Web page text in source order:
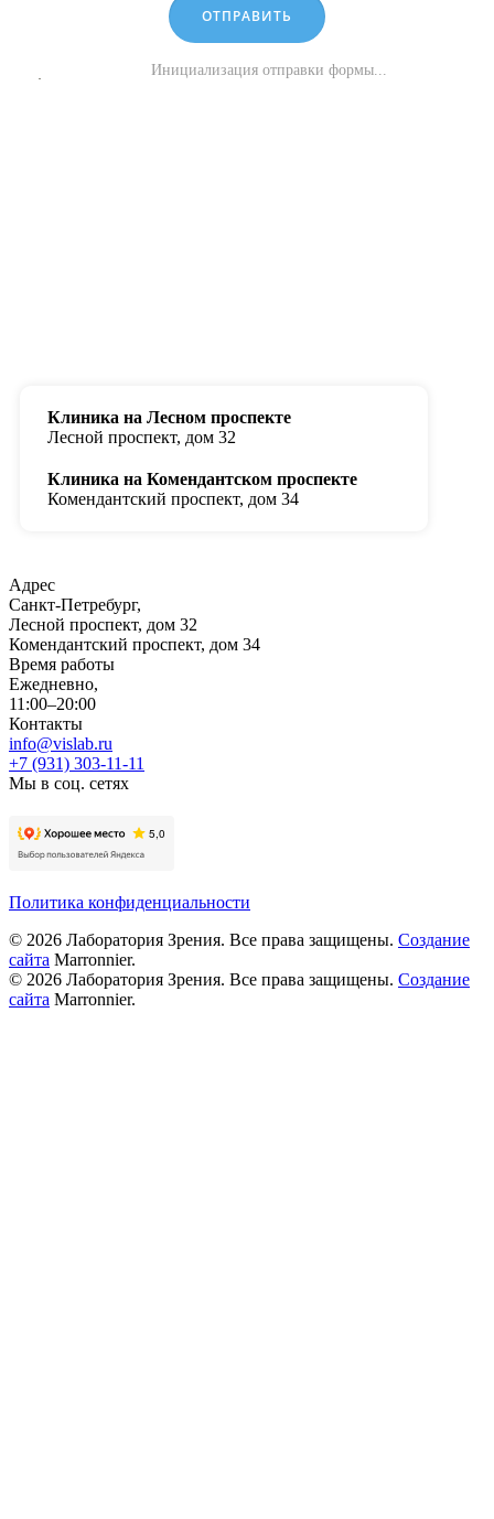
ОТПРАВИТЬ
Инициализация отправки формы...
Клиника на Лесном проспекте
Лесной проспект, дом 32
Клиника на Комендантском проспекте
Комендантский проспект, дом 34
Адрес
Санкт-Петребург,
Лесной проспект, дом 32
Комендантский проспект, дом 34
Время работы
Ежедневно,
11:00–20:00
Контакты
info@vislab.ru
+7 (931) 303-11-11
Мы в соц. сетях
Политика конфиденциальности
© 2026 Лаборатория Зрения. Все права защищены. Создание
сайта Marronnier.
© 2026 Лаборатория Зрения. Все права защищены. Создание
сайта Marronnier.